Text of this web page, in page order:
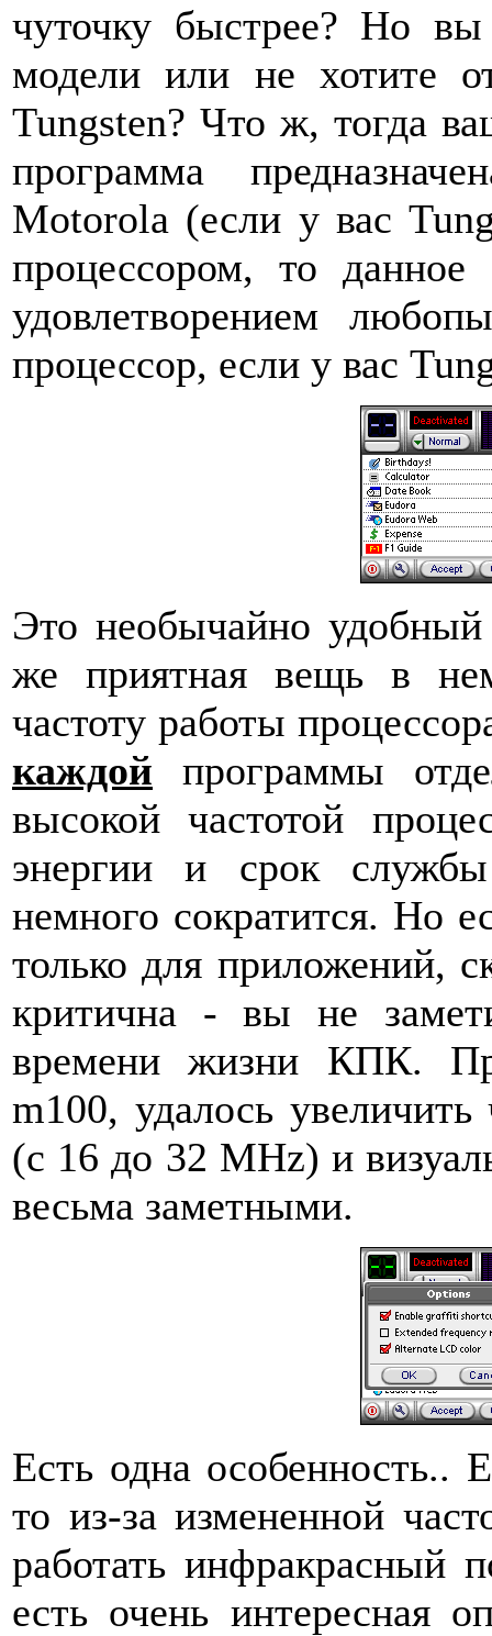
чуточку быстрее? Но
модели или не хотите
Tungsten? Что ж, тогда
программа
Motorola (если у вас
процессором, то
удовлетворением
процессор, если у вас
Это необычайно удобный
же приятная вещь в
частоту работы
каждой программы
высокой частотой
энергии и срок службы
немного сократится. Но
только для приложений,
критична - вы не
времени жизни КПК.
m100, удалось
(с 16 до 32 MHz) и
весьма заметными.
Есть одна особенность..
то из-за измененной
работать инфракрасный
есть очень интересная